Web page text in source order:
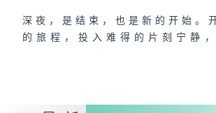
深夜，是结束，也是新的开始。
的旅程，投入难得的片刻宁静
星期一至六03:30至05:00